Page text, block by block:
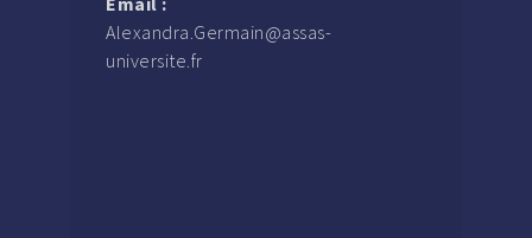
Alexandra.Germain@assas-
universite.fr